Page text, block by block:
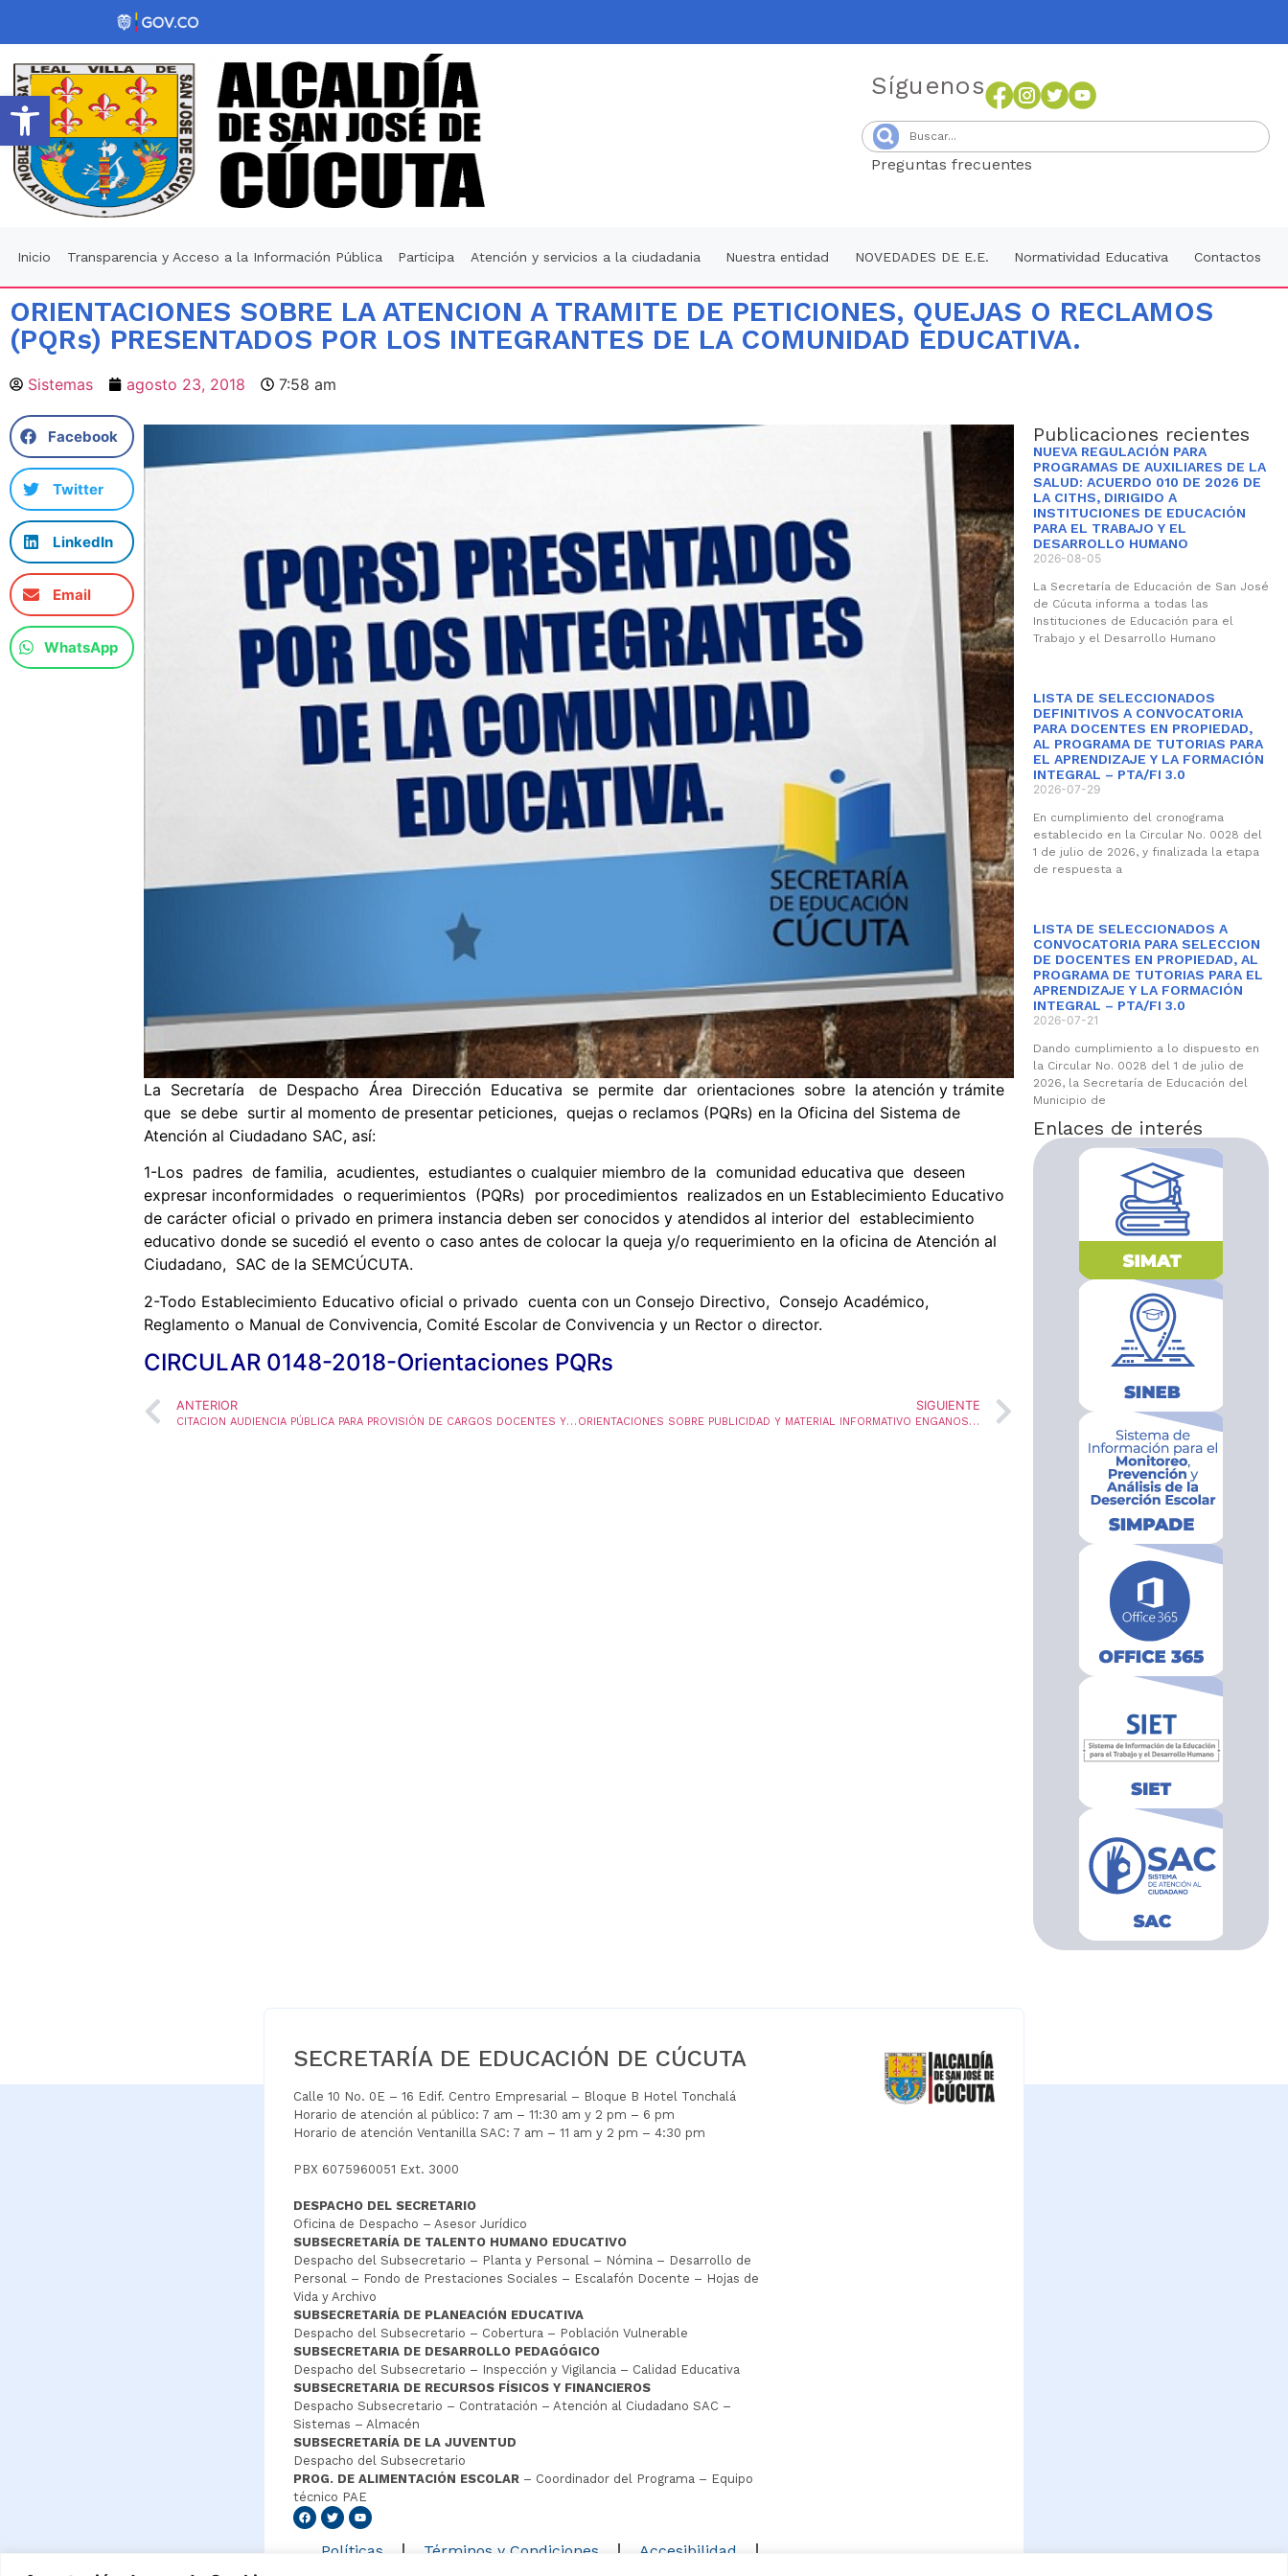
Abrir barra de herramientas
Síguenos
Preguntas frecuentes
Inicio Transparencia y Acceso a la Información Pública Participa Atención y servicios a la ciudadania Nuestra entidad NOVEDADES DE E.E. Normatividad Educativa Contactos
ORIENTACIONES SOBRE LA ATENCION A TRAMITE DE PETICIONES, QUEJAS O RECLAMOS
(PQRs) PRESENTADOS POR LOS INTEGRANTES DE LA COMUNIDAD EDUCATIVA.
Sistemas agosto 23, 2018 7:58 am
Facebook
Twitter
LinkedIn
Email
WhatsApp
La Secretaría de Despacho Área Dirección Educativa se permite dar orientaciones sobre la atención y trámite
que se debe surtir al momento de presentar peticiones, quejas o reclamos (PQRs) en la Oficina del Sistema de
Atención al Ciudadano SAC, así:
1-Los padres de familia, acudientes, estudiantes o cualquier miembro de la comunidad educativa que deseen
expresar inconformidades o requerimientos (PQRs) por procedimientos realizados en un Establecimiento Educativo
de carácter oficial o privado en primera instancia deben ser conocidos y atendidos al interior del establecimiento
educativo donde se sucedió el evento o caso antes de colocar la queja y/o requerimiento en la oficina de Atención al
Ciudadano, SAC de la SEMCÚCUTA.
2-Todo Establecimiento Educativo oficial o privado cuenta con un Consejo Directivo, Consejo Académico,
Reglamento o Manual de Convivencia, Comité Escolar de Convivencia y un Rector o director.
CIRCULAR 0148-2018-Orientaciones PQRs
ANTERIOR
CITACION AUDIENCIA PÚBLICA PARA PROVISIÓN DE CARGOS DOCENTES Y DIRECTIVOS DOCENTES – CONVOCATORIA No. 339 a 425 DE 2016
SIGUIENTE
ORIENTACIONES SOBRE PUBLICIDAD Y MATERIAL INFORMATIVO ENGANOSO EN LAS INSTITUCIONES DE EDUCACIÓN PARA EL TRABAJO Y EL DESARROLLO HUMANO-ETDH
Publicaciones recientes
NUEVA REGULACIÓN PARA
PROGRAMAS DE AUXILIARES DE LA
SALUD: ACUERDO 010 DE 2026 DE
LA CITHS, DIRIGIDO A
INSTITUCIONES DE EDUCACIÓN
PARA EL TRABAJO Y EL
DESARROLLO HUMANO
2026-08-05
La Secretaría de Educación de San José
de Cúcuta informa a todas las
Instituciones de Educación para el
Trabajo y el Desarrollo Humano
LISTA DE SELECCIONADOS
DEFINITIVOS A CONVOCATORIA
PARA DOCENTES EN PROPIEDAD,
AL PROGRAMA DE TUTORIAS PARA
EL APRENDIZAJE Y LA FORMACIÓN
INTEGRAL – PTA/FI 3.0
2026-07-29
En cumplimiento del cronograma
establecido en la Circular No. 0028 del
1 de julio de 2026, y finalizada la etapa
de respuesta a
LISTA DE SELECCIONADOS A
CONVOCATORIA PARA SELECCION
DE DOCENTES EN PROPIEDAD, AL
PROGRAMA DE TUTORIAS PARA EL
APRENDIZAJE Y LA FORMACIÓN
INTEGRAL – PTA/FI 3.0
2026-07-21
Dando cumplimiento a lo dispuesto en
la Circular No. 0028 del 1 de julio de
2026, la Secretaría de Educación del
Municipio de
Enlaces de interés
SECRETARÍA DE EDUCACIÓN DE CÚCUTA
Calle 10 No. 0E – 16 Edif. Centro Empresarial – Bloque B Hotel Tonchalá
Horario de atención al público: 7 am – 11:30 am y 2 pm – 6 pm
Horario de atención Ventanilla SAC: 7 am – 11 am y 2 pm – 4:30 pm
PBX 6075960051 Ext. 3000
DESPACHO DEL SECRETARIO
Oficina de Despacho – Asesor Jurídico
SUBSECRETARÍA DE TALENTO HUMANO EDUCATIVO
Despacho del Subsecretario – Planta y Personal – Nómina – Desarrollo de
Personal – Fondo de Prestaciones Sociales – Escalafón Docente – Hojas de
Vida y Archivo
SUBSECRETARÍA DE PLANEACIÓN EDUCATIVA
Despacho del Subsecretario – Cobertura – Población Vulnerable
SUBSECRETARIA DE DESARROLLO PEDAGÓGICO
Despacho del Subsecretario – Inspección y Vigilancia – Calidad Educativa
SUBSECRETARIA DE RECURSOS FÍSICOS Y FINANCIEROS
Despacho Subsecretario – Contratación – Atención al Ciudadano SAC –
Sistemas – Almacén
SUBSECRETARÍA DE LA JUVENTUD
Despacho del Subsecretario
PROG. DE ALIMENTACIÓN ESCOLAR– Coordinador del Programa – Equipo
técnico PAE
Políticas Términos y Condiciones Accesibilidad